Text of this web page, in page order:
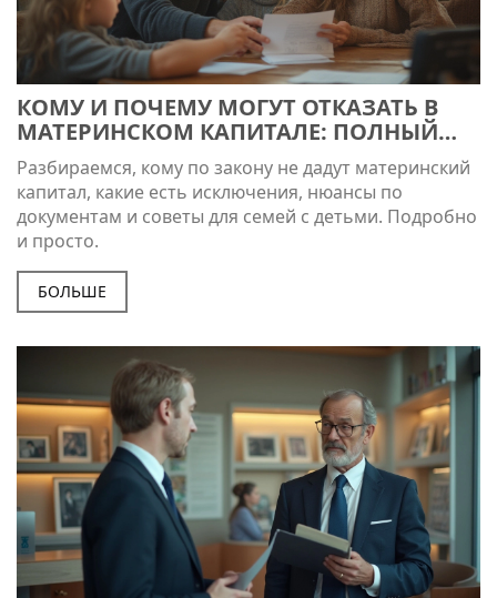
КОМУ И ПОЧЕМУ МОГУТ ОТКАЗАТЬ В
МАТЕРИНСКОМ КАПИТАЛЕ: ПОЛНЫЙ
РАЗБОР НЮАНСОВ
Разбираемся, кому по закону не дадут материнский
капитал, какие есть исключения, нюансы по
документам и советы для семей с детьми. Подробно
и просто.
БОЛЬШЕ